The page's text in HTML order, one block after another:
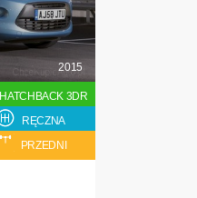
2015
HATCHBACK 3DR
RĘCZNA
PRZEDNI